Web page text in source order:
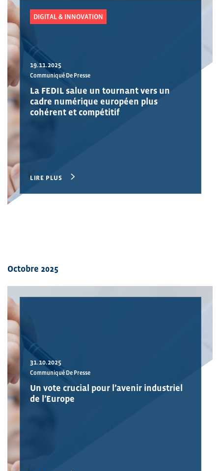
DIGITAL & INNOVATION
19.11.2025
Communiqué De Presse
La FEDIL salue un tournant vers un
cadre numérique européen plus
cohérent et compétitif
LIRE PLUS
Octobre 2025
31.10.2025
Communiqué De Presse
Un vote crucial pour l’avenir industriel
de l’Europe